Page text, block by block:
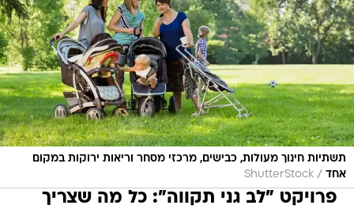
תשתיות חינוך מעולות, כבישים, מרכזי מסחר וריאות ירוקות במקום
אחד /
ShutterStock
פרויקט "לב גני תקווה": כל מה שצריך